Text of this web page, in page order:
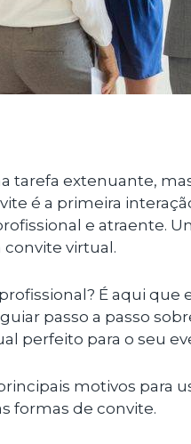
tarefa extenuante,
é a primeira
e atraente.
convite virtual.
É aqui que
passo a passo
perfeito para o seu
motivos para
formas de convite.